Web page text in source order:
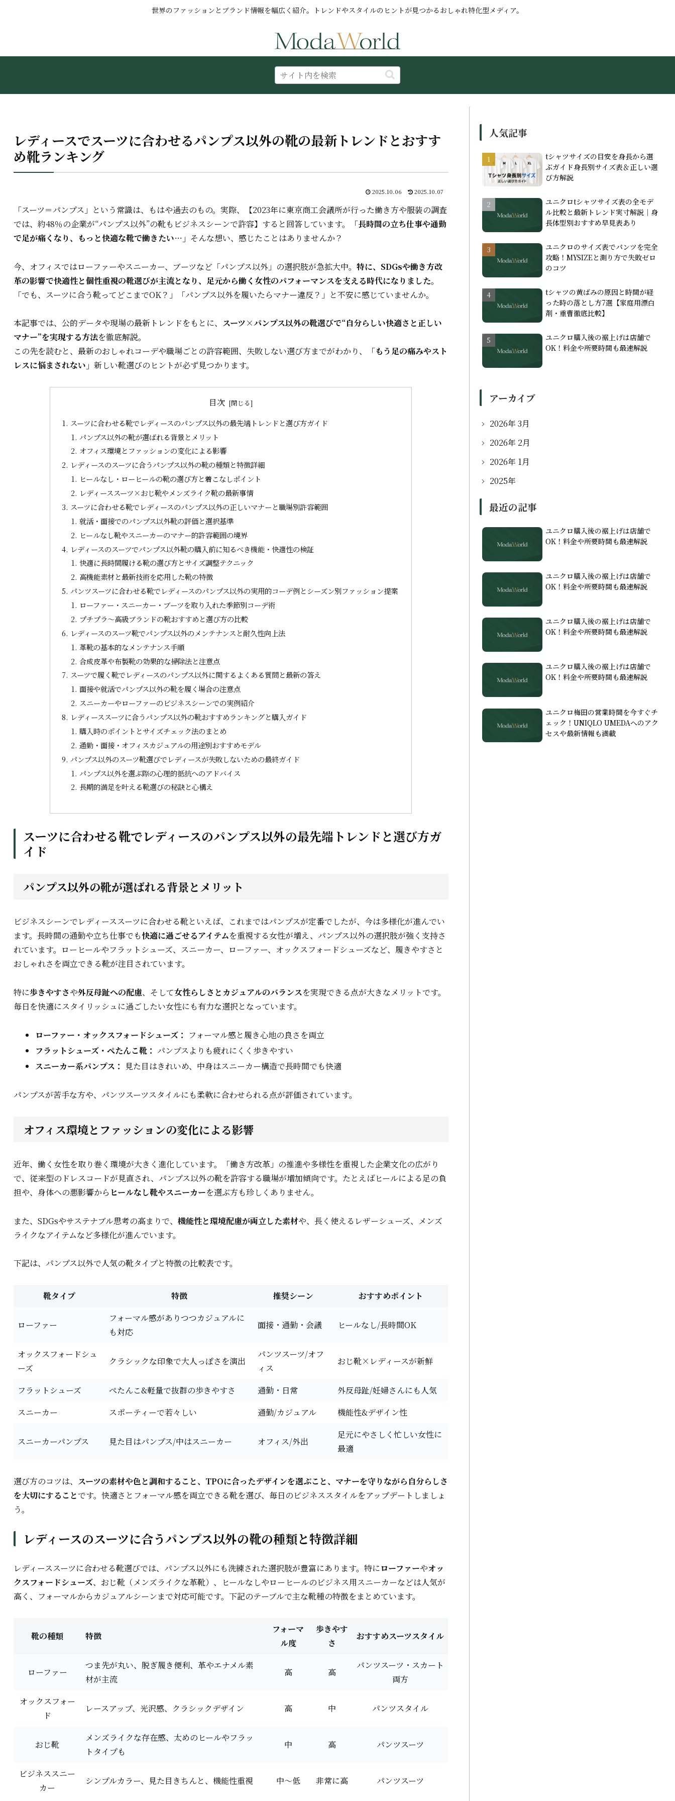
世界のファッションとブランド情報を幅広く紹介。トレンドやスタイルのヒントが見つかるおしゃれ特化型メディア。
レディースでスーツに合わせるパンプス以外の靴の最新トレンドとおすす
め靴ランキング
2025.10.06 2025.10.07
「スーツ＝パンプス」という常識は、もはや過去のもの。実際、【2023年に東京商工会議所が行った働き方や服装の調査
では、約48％の企業が“パンプス以外”の靴もビジネスシーンで許容】すると回答しています。
「長時間の立ち仕事や通勤
で足が痛くなり、もっと快適な靴で働きたい…」 そんな想い、感じたことはありませんか？
今、オフィスではローファーやスニーカー、ブーツなど「パンプス以外」の選択肢が急拡大中。 特に、SDGsや働き方改
革の影響で快適性と個性重視の靴選びが主流となり、足元から働く女性のパフォーマンスを支える時代になりました。
「でも、スーツに合う靴ってどこまでOK？」「パンプス以外を履いたらマナー違反？」と不安に感じていませんか。
本記事では、公的データや現場の最新トレンドをもとに、 スーツ×パンプス以外の靴選びで“自分らしい快適さと正しい
マナー”を実現する方法を徹底解説。
この先を読むと、最新のおしゃれコーデや職場ごとの許容範囲、失敗しない選び方までがわかり、
「もう足の痛みやスト
レスに悩まされない」 新しい靴選びのヒントが必ず見つかります。
目次
スーツに合わせる靴でレディースのパンプス以外の最先端トレンドと選び方ガイド
パンプス以外の靴が選ばれる背景とメリット
オフィス環境とファッションの変化による影響
レディースのスーツに合うパンプス以外の靴の種類と特徴詳細
ヒールなし・ローヒールの靴の選び方と着こなしポイント
レディーススーツ×おじ靴やメンズライク靴の最新事情
スーツに合わせる靴でレディースのパンプス以外の正しいマナーと職場別許容範囲
就活・面接でのパンプス以外靴の評価と選択基準
ヒールなし靴やスニーカーのマナー的許容範囲の境界
レディースのスーツでパンプス以外靴の購入前に知るべき機能・快適性の検証
快適に長時間履ける靴の選び方とサイズ調整テクニック
高機能素材と最新技術を応用した靴の特徴
パンツスーツに合わせる靴でレディースのパンプス以外の実用的コーデ例とシーズン別ファッション提案
ローファー・スニーカー・ブーツを取り入れた季節別コーデ術
プチプラ～高級ブランドの靴おすすめと選び方の比較
レディースのスーツ靴でパンプス以外のメンテナンスと耐久性向上法
革靴の基本的なメンテナンス手順
合成皮革や布製靴の効果的な掃除法と注意点
スーツで履く靴でレディースのパンプス以外に関するよくある質問と最新の答え
面接や就活でパンプス以外の靴を履く場合の注意点
スニーカーやローファーのビジネスシーンでの実例紹介
レディーススーツに合うパンプス以外の靴おすすめランキングと購入ガイド
購入時のポイントとサイズチェック法のまとめ
通勤・面接・オフィスカジュアルの用途別おすすめモデル
パンプス以外のスーツ靴選びでレディースが失敗しないための最終ガイド
パンプス以外を選ぶ際の心理的抵抗へのアドバイス
長期的満足を叶える靴選びの秘訣と心構え
スーツに合わせる靴でレディースのパンプス以外の最先端トレンドと選び方ガ
イド
パンプス以外の靴が選ばれる背景とメリット
ビジネスシーンでレディーススーツに合わせる靴といえば、これまではパンプスが定番でしたが、今は多様化が進んでい
ます。長時間の通勤や立ち仕事でも快適に過ごせるアイテムを重視する女性が増え、パンプス以外の選択肢が強く支持さ
れています。ローヒールやフラットシューズ、スニーカー、ローファー、オックスフォードシューズなど、履きやすさと
おしゃれさを両立できる靴が注目されています。
特に歩きやすさや外反母趾への配慮、そして女性らしさとカジュアルのバランスを実現できる点が大きなメリットです。
毎日を快適にスタイリッシュに過ごしたい女性にも有力な選択となっています。
ローファー・オックスフォードシューズ：
フォーマル感と履き心地の良さを両立
フラットシューズ・ぺたんこ靴： パンプスよりも疲れにくく歩きやすい
スニーカー系パンプス：
見た目はきれいめ、中身はスニーカー構造で長時間でも快適
パンプスが苦手な方や、パンツスーツスタイルにも柔軟に合わせられる点が評価されています。
オフィス環境とファッションの変化による影響
近年、働く女性を取り巻く環境が大きく進化しています。「働き方改革」の推進や多様性を重視した企業文化の広がり
で、従来型のドレスコードが見直され、パンプス以外の靴を許容する職場が増加傾向です。たとえばヒールによる足の負
担や、身体への悪影響から ヒールなし靴やスニーカーを選ぶ方も珍しくありません。
また、SDGsやサステナブル思考の高まりで、 機能性と環境配慮が両立した素材や、長く使えるレザーシューズ、メンズ
ライクなアイテムなど多様化が進んでいます。
下記は、パンプス以外で人気の靴タイプと特徴の比較表です。
靴タイプ 特徴 推奨シーン おすすめポイント
ローファー
フォーマル感がありつつカジュアルに
も対応
面接・通勤・会議 ヒールなし/長時間OK
オックスフォードシュ
ーズ
クラシックな印象で大人っぽさを演出
パンツスーツ/オフ
ィス
おじ靴×レディースが新鮮
フラットシューズ ぺたんこ&軽量で抜群の歩きやすさ 通勤・日常
外反母趾/妊婦さんにも人気
スニーカー
スポーティーで若々しい 通勤/カジュアル 機能性&デザイン性
スニーカーパンプス 見た目はパンプス/中はスニーカー オフィス/外出
足元にやさしく忙しい女性に
最適
選び方のコツは、 スーツの素材や色と調和すること、TPOに合ったデザインを選ぶこと、マナーを守りながら自分らしさ
を大切にすることです。快適さとフォーマル感を両立できる靴を選び、毎日のビジネススタイルをアップデートしましょ
う。
レディースのスーツに合うパンプス以外の靴の種類と特徴詳細
レディーススーツに合わせる靴選びでは、パンプス以外にも洗練された選択肢が豊富にあります。特にローファーやオッ
クスフォードシューズ、おじ靴（メンズライクな革靴）、ヒールなしやローヒールのビジネス用スニーカーなどは人気が
高く、フォーマルからカジュアルシーンまで対応可能です。下記のテーブルで主な靴種の特徴をまとめています。
靴の種類 特徴
フォーマ
ル度
歩きやす
さ
おすすめスーツスタイル
ローファー
つま先が丸い、脱ぎ履き便利、革やエナメル素
材が主流
高 高
パンツスーツ・スカート
両方
オックスフォー
ド
レースアップ、光沢感、クラシックデザイン 高 中 パンツスタイル
おじ靴
メンズライクな存在感、太めのヒールやフラッ
トタイプも
中 高 パンツスーツ
ビジネススニー
カー
シンプルカラー、見た目きちんと、機能性重視 中～低 非常に高 パンツスーツ
人気記事
tシャツサイズの目安を身長から選
ぶガイド身長別サイズ表＆正しい選
び方解説
ユニクロtシャツサイズ表の全モデ
ル比較と最新トレンド実寸解説｜身
長体型別おすすめ早見表あり
ユニクロのサイズ表でパンツを完全
攻略！MYSIZEと測り方で失敗ゼロ
のコツ
tシャツの黄ばみの原因と時間が経
った時の落とし方7選【家庭用漂白
剤・重曹徹底比較】
ユニクロ購入後の裾上げは店舗で
OK！料金や所要時間も最速解説
アーカイブ
2026年 3月
2026年 2月
2026年 1月
2025年
最近の記事
ユニクロ購入後の裾上げは店舗で
OK！料金や所要時間も最速解説
ユニクロ購入後の裾上げは店舗で
OK！料金や所要時間も最速解説
ユニクロ購入後の裾上げは店舗で
OK！料金や所要時間も最速解説
ユニクロ購入後の裾上げは店舗で
OK！料金や所要時間も最速解説
ユニクロ梅田の営業時間を今すぐチ
ェック！UNIQLO UMEDAへのアク
セスや最新情報も満載